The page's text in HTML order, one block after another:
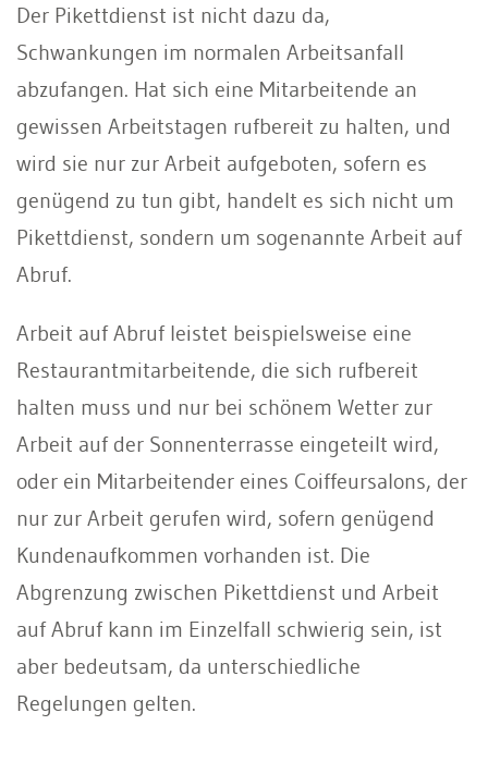
Der Pikettdienst ist nicht dazu da,
Schwankungen im normalen Arbeitsanfall
abzufangen. Hat sich eine Mitarbeitende an
gewissen Arbeitstagen rufbereit zu halten, und
wird sie nur zur Arbeit aufgeboten, sofern es
genügend zu tun gibt, handelt es sich nicht um
Pikettdienst, sondern um sogenannte Arbeit auf
Abruf.
Arbeit auf Abruf leistet beispielsweise eine
Restaurantmitarbeitende, die sich rufbereit
halten muss und nur bei schönem Wetter zur
Arbeit auf der Sonnenterrasse eingeteilt wird,
oder ein Mitarbeitender eines Coiffeursalons, der
nur zur Arbeit gerufen wird, sofern genügend
Kundenaufkommen vorhanden ist. Die
Abgrenzung zwischen Pikettdienst und Arbeit
auf Abruf kann im Einzelfall schwierig sein, ist
aber bedeutsam, da unterschiedliche
Regelungen gelten.